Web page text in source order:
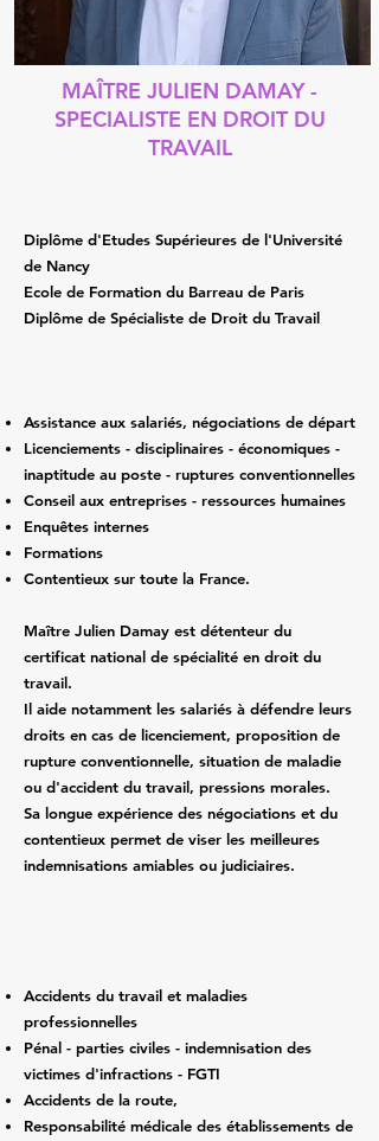
MAÎTRE JULIEN DAMAY -
SPECIALISTE EN DROIT DU
TRAVAIL
Diplôme d'Etudes Supérieures de l'Université
de Nancy
Ecole de Formation du Barreau de Paris
Diplôme de Spécialiste de Droit du Travail
Assistance aux salariés, négociations de départ
Licenciements - disciplinaires - économiques -
inaptitude au poste - ruptures conventionnelles
Conseil aux entreprises - ressources humaines
Enquêtes internes
Formations
Contentieux sur toute la France.
Maître Julien Damay est détenteur du
certificat national de spécialité en droit du
travail.
Il aide notamment les salariés à défendre leurs
droits en cas de licenciement, proposition de
rupture conventionnelle, situation de maladie
ou d'accident du travail, pressions morales.
Sa longue expérience des négociations et du
contentieux permet de viser les meilleures
indemnisations amiables ou judiciaires.
Accidents du travail et maladies
professionnelles
Pénal - parties civiles - indemnisation des
victimes d'infractions - FGTI
Accidents de la route,
Responsabilité médicale des établissements de